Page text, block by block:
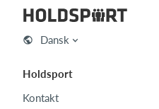
Dansk
Holdsport
Kontakt